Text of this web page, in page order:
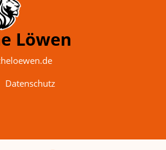
Löwen
Datenschutz